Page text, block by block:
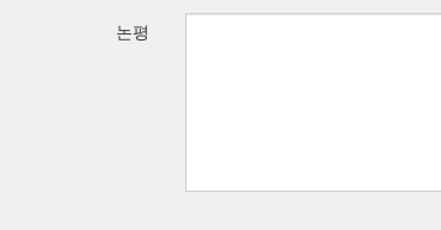
논평